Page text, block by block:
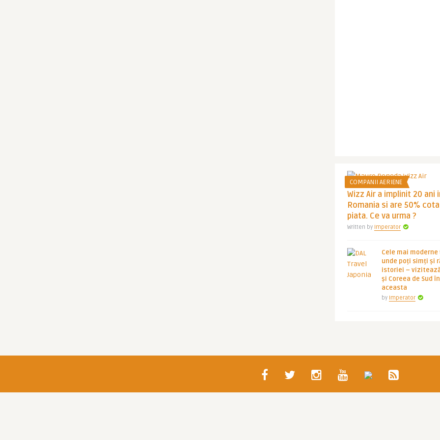
COMPANII AERIENE
Wizz Air a implinit 20 ani
Romania si are 50%
piata. Ce va urma ?
Written by Imperator
Cele mai
unde poți simți și
istoriei –
și Coreea de Sud
aceasta
by Imperator